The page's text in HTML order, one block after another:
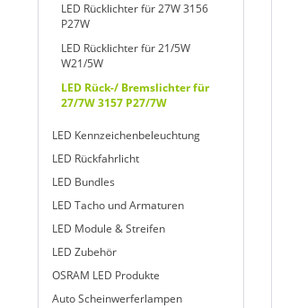
LED Rücklichter für 27W 3156
P27W
LED Rücklichter für 21/5W
W21/5W
LED Rück-/ Bremslichter für
27/7W 3157 P27/7W
LED Kennzeichenbeleuchtung
LED Rückfahrlicht
LED Bundles
LED Tacho und Armaturen
LED Module & Streifen
LED Zubehör
OSRAM LED Produkte
Auto Scheinwerferlampen